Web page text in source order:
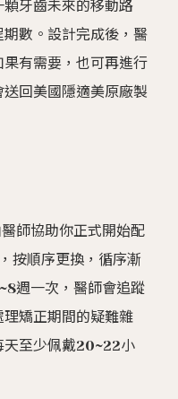
牙齒未來的移動路
數。設計完成後，醫
有需要，也可再進行
回美國隱適美原廠製
師協助你正式開始配
按順序更換，循序漸
週一次，醫師會追蹤
矯正期間的疑難雜
天至少佩戴20~22小